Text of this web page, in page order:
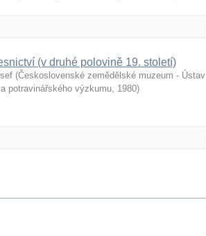
(v druhé polovině 19. století)
(Československé zemědělské muzeum - Ústav
potravinářského výzkumu, 1980)